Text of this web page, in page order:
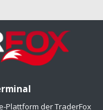
Plattform der TraderFox